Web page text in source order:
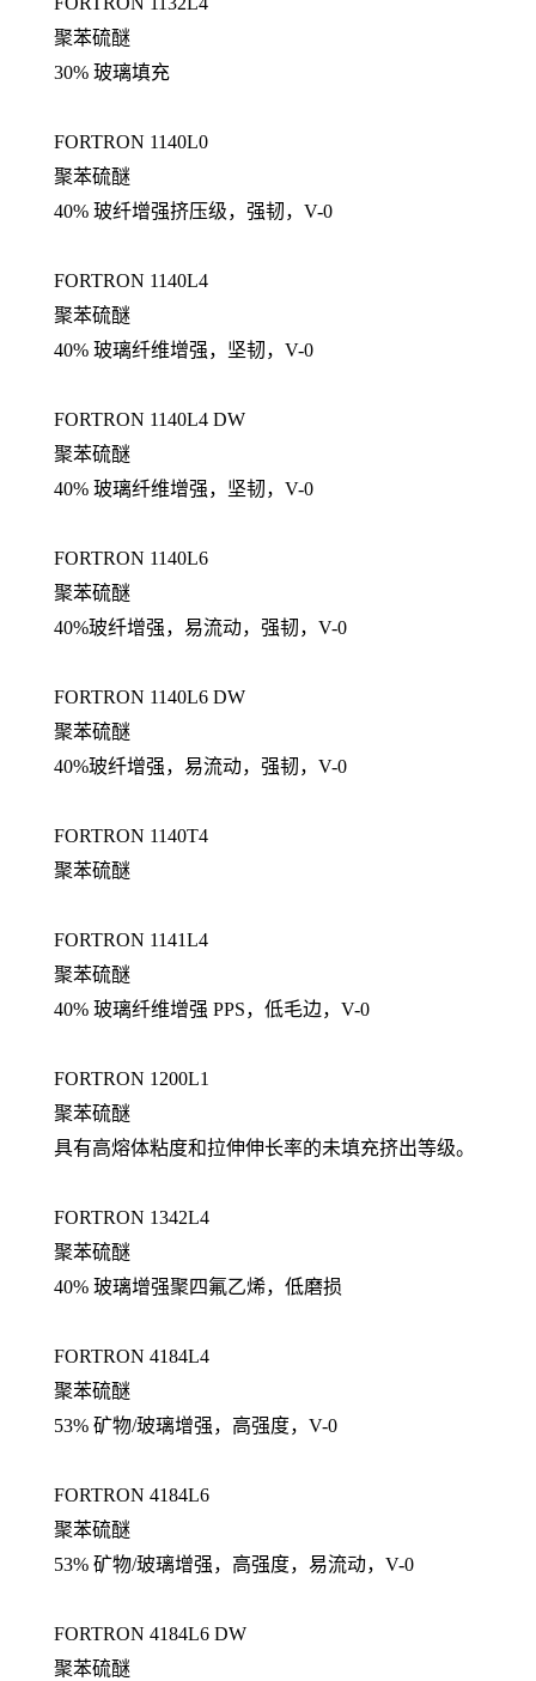
聚苯硫醚
30% 玻璃填充
FORTRON 1140L0
聚苯硫醚
40% 玻纤增强挤压级，强韧，V-0
FORTRON 1140L4
聚苯硫醚
40% 玻璃纤维增强，坚韧，V-0
FORTRON 1140L4 DW
聚苯硫醚
40% 玻璃纤维增强，坚韧，V-0
FORTRON 1140L6
聚苯硫醚
40%玻纤增强，易流动，强韧，V-0
FORTRON 1140L6 DW
聚苯硫醚
40%玻纤增强，易流动，强韧，V-0
FORTRON 1140T4
聚苯硫醚
FORTRON 1141L4
聚苯硫醚
40% 玻璃纤维增强 PPS，低毛边，V-0
FORTRON 1200L1
聚苯硫醚
具有高熔体粘度和拉伸伸长率的未填充挤出等级。
FORTRON 1342L4
聚苯硫醚
40% 玻璃增强聚四氟乙烯，低磨损
FORTRON 4184L4
聚苯硫醚
53% 矿物/玻璃增强，高强度，V-0
FORTRON 4184L6
聚苯硫醚
53% 矿物/玻璃增强，高强度，易流动，V-0
FORTRON 4184L6 DW
聚苯硫醚